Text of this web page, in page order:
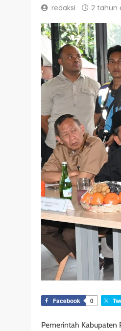
redaksi 2 tahun
Facebook 0
Pemerintah Kabupaten